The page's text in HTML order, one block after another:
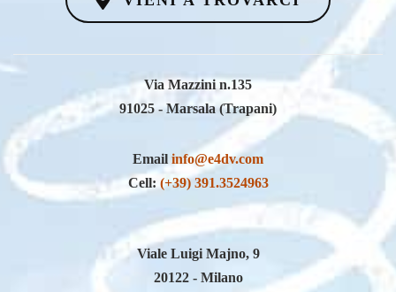
Via Mazzini n.135
91025 - Marsala (Trapani)
info@e4dv.com
Cell:(+39) 391.3524963
Viale Luigi Majno, 9
20122 - Milano